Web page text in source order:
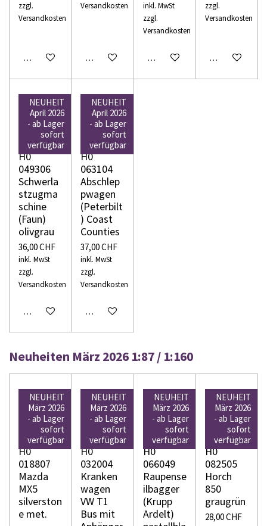
zzgl.
Versandkosten
In den Warenkorb
Versandkosten
In den Warenkorb
inkl. MwSt
zzgl.
Versandkosten
In den Warenkorb
zzgl.
Versandkosten
In den
NEUHEIT
April 2026
- ab Lager
sofort
verfügbar
WIKING
H0
049306
Schwerla
stzugma
schine
(Faun)
olivgrau
36,00 CHF
inkl. MwSt
zzgl.
Versandkosten
In den Warenkorb
NEUHEIT
April 2026
- ab Lager
sofort
verfügbar
WIKING
H0
063104
Abschlep
pwagen
(Peterbilt
) Coast
Counties
37,00 CHF
inkl. MwSt
zzgl.
Versandkosten
In den Warenkorb
Neuheiten März 2026 1:87 / 1:160
NEUHEIT
März 2026
- ab Lager
sofort
verfügbar
WIKING
H0
018807
Mazda
MX5
silverston
e met.
NEUHEIT
März 2026
- ab Lager
sofort
verfügbar
WIKING
H0
032004
Kranken
wagen
VW T1
Bus mit
NEUHEIT
März 2026
- ab Lager
sofort
verfügbar
WIKING
H0
066049
Raupense
ilbagger
(Krupp
Ardelt)
NEUHEIT
März 2026
- ab Lager
sofort
verfügbar
WIKING
H0
082505
Horch
850
graugrün
28,00 CHF